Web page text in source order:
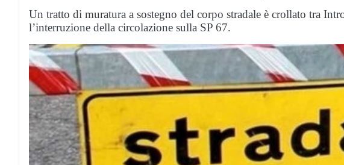
Un tratto di muratura a sostegno del corpo stradale è crollato tra
l’interruzione della circolazione sulla SP 67.